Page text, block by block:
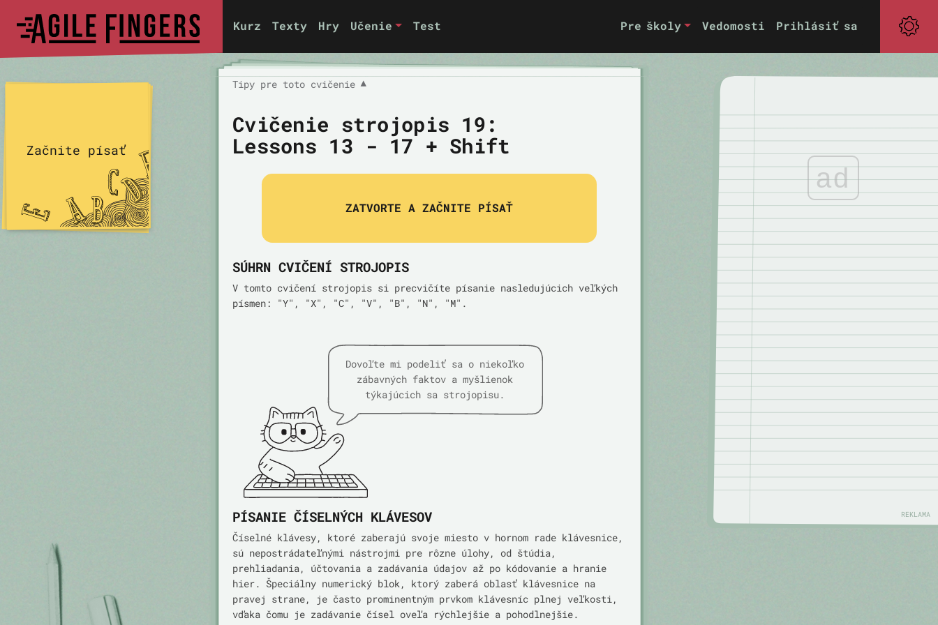
Kurz Texty Hry Učenie Test Pre školy Vedomosti Prihlásiť sa
Tipy pre toto cvičenie ▼
Cvičenie strojopis 19:
Lessons 13 - 17 + Shift
ZATVORTE A ZAČNITE PÍSAŤ
SÚHRN CVIČENÍ STROJOPIS
V tomto cvičení strojopis si precvičíte písanie nasledujúcich veľkých
písmen: "Y", "X", "C", "V", "B", "N", "M".
Dovoľte mi podeliť sa o niekoľko
zábavných faktov a myšlienok
týkajúcich sa strojopisu.
PÍSANIE ČÍSELNÝCH KLÁVESOV
Číselné klávesy, ktoré zaberajú svoje miesto v hornom rade klávesnice,
sú nepostrádateľnými nástrojmi pre rôzne úlohy, od štúdia,
prehliadania, účtovania a zadávania údajov až po kódovanie a hranie
hier. Špeciálny numerický blok, ktorý zaberá oblasť klávesnice na
pravej strane, je často prominentným prvkom klávesníc plnej veľkosti,
vďaka čomu je zadávanie čísel oveľa rýchlejšie a pohodlnejšie.
ad
REKLAMA
Začnite písať